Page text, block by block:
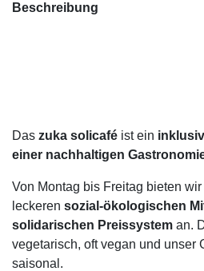
Beschreibung
Das zuka solicafé ist ein
einer nachhaltigen
Von Montag bis Freitag bieten
leckeren sozial-ökologischen
solidarischen Preissystem an.
vegetarisch, oft vegan und unser
saisonal.